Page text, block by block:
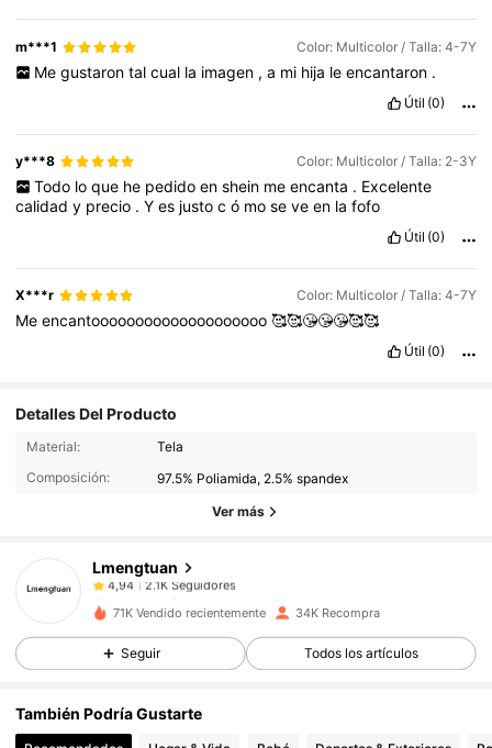
m***1 Color: Multicolor / Talla: 4-7Y
Me gustaron tal cual la imagen , a mi hija le encantaron .
Útil (0)
y***8 Color: Multicolor / Talla: 2-3Y
Todo lo que he pedido en shein me encanta . Excelente
calidady precio .Yes justocó moseveen lafofo
Útil (0)
X***r Color: Multicolor / Talla: 4-7Y
Meencantoooooooooooooooooooo🥰🥰😘😘😘🥰🥰
Útil (0)
Detalles Del Producto
Material:
Tela
Composición:
97.5% Poliamida, 2.5% spandex
Ver más
Lmengtuan
2.1K Seguidores
4,94
2.1K Seguidores
f***6 pagóHace 1 día
4,94 2.1K Seguidores
4,94 2.1K Seguidores
71K Vendido recientemente 34K Recompra
Seguir Todos los artículos
También Podría Gustarte